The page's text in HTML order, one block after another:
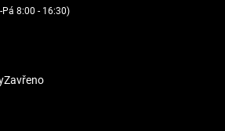
Pá 8:00 - 16:30)
Zavřeno